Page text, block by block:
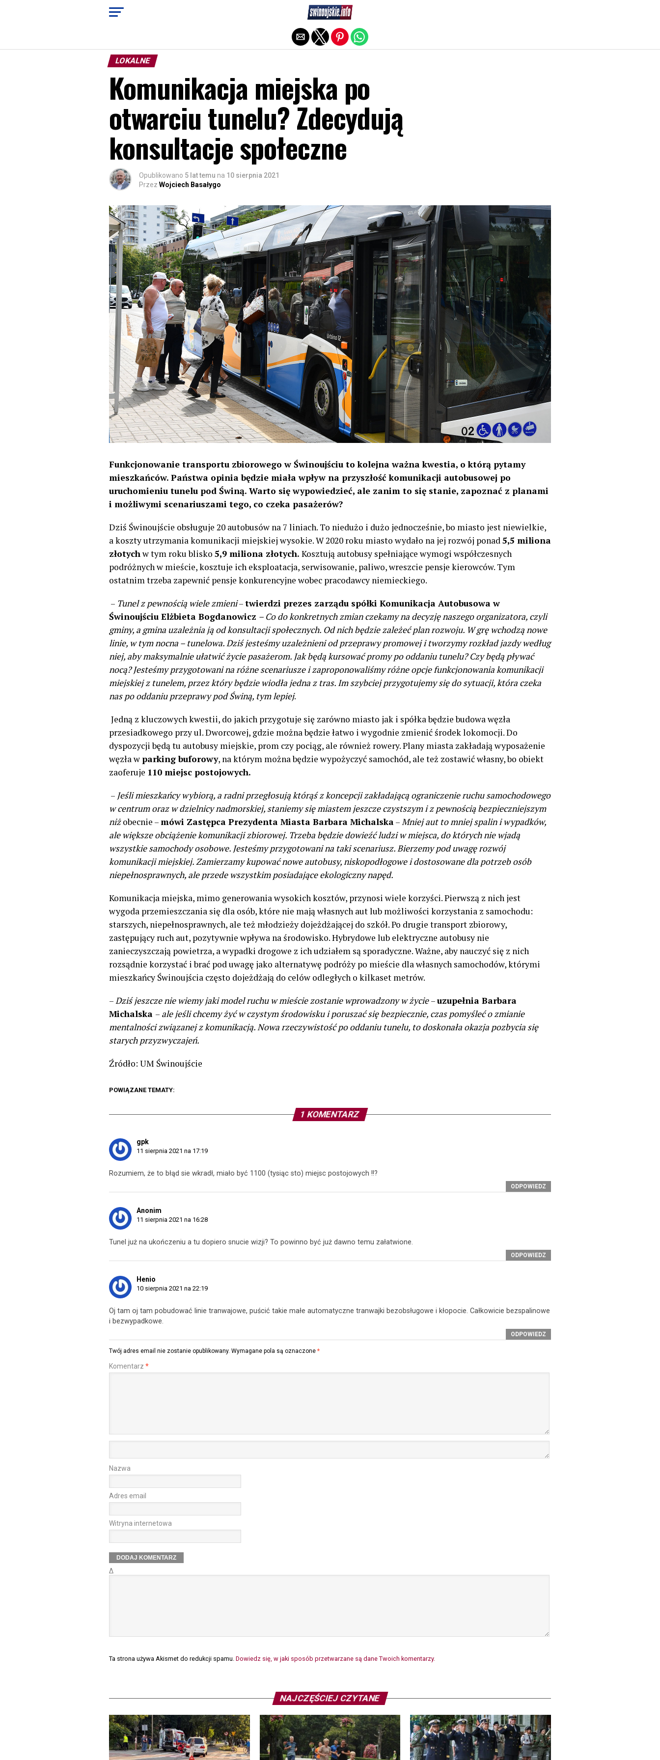
LOKALNE
Komunikacja miejska po
otwarciu tunelu? Zdecydują
konsultacje społeczne
Opublikowano 5 lat temu na 10 sierpnia 2021
Przez Wojciech Basałygo
Funkcjonowanie transportu zbiorowego w Świnoujściu to kolejna ważna kwestia, o którą pytamy
mieszkańców. Państwa opinia będzie miała wpływ na przyszłość komunikacji autobusowej po
uruchomieniu tunelu pod Świną. Warto się wypowiedzieć, ale zanim to się stanie, zapoznać z planami
i możliwymi scenariuszami tego, co czeka pasażerów?
Dziś Świnoujście obsługuje 20 autobusów na 7 liniach. To niedużo i dużo jednocześnie, bo miasto jest niewielkie,
a koszty utrzymania komunikacji miejskiej wysokie. W 2020 roku miasto wydało na jej rozwój ponad5,5 miliona
złotychw tym roku blisko 5,9 miliona złotych. Kosztują autobusy spełniające wymogi współczesnych
podróżnych w mieście, kosztuje ich eksploatacja, serwisowanie, paliwo, wreszcie pensje kierowców. Tym
ostatnim trzeba zapewnić pensje konkurencyjne wobec pracodawcy niemieckiego.
– Tunel z pewnością wiele zmieni–twierdzi prezes zarządu spółki Komunikacja Autobusowa w
Świnoujściu Elżbieta Bogdanowicz – Co do konkretnych zmian czekamy na decyzję naszego organizatora, czyli
gminy, a gmina uzależnia ją od konsultacji społecznych. Od nich będzie zależeć plan rozwoju. W grę wchodzą nowe
linie, w tym nocna – tunelowa. Dziś jesteśmy uzależnieni od przeprawy promowej i tworzymy rozkład jazdy według
niej, aby maksymalnie ułatwić życie pasażerom. Jak będą kursować promy po oddaniu tunelu? Czy będą pływać
nocą? Jesteśmy przygotowani na różne scenariusze i zaproponowaliśmy różne opcje funkcjonowania komunikacji
miejskiej z tunelem, przez który będzie wiodła jedna z tras. Im szybciej przygotujemy się do sytuacji, która czeka
nas po oddaniu przeprawy pod Świną, tym lepiej.
Jedną z kluczowych kwestii, do jakich przygotuje się zarówno miasto jak i spółka będzie budowa węzła
przesiadkowego przy ul. Dworcowej, gdzie można będzie łatwo i wygodnie zmienić środek lokomocji. Do
dyspozycji będą tu autobusy miejskie, prom czy pociąg, ale również rowery. Plany miasta zakładają wyposażenie
węzła w parking buforowy, na którym można będzie wypożyczyć samochód, ale też zostawić własny, bo obiekt
zaoferuje 110 miejsc postojowych.
– Jeśli mieszkańcy wybiorą, a radni przegłosują którąś z koncepcji zakładającą ograniczenie ruchu samochodowego
w centrum oraz w dzielnicy nadmorskiej, staniemy się miastem jeszcze czystszym i z pewnością bezpieczniejszym
niżobecnie –mówi Zastępca Prezydenta Miasta Barbara Michalska–Mniej aut to mniej spalin i wypadków,
ale większe obciążenie komunikacji zbiorowej. Trzeba będzie dowieźć ludzi w miejsca, do których nie wjadą
wszystkie samochody osobowe. Jesteśmy przygotowani na taki scenariusz. Bierzemy pod uwagę rozwój
komunikacji miejskiej. Zamierzamy kupować nowe autobusy, niskopodłogowe i dostosowane dla potrzeb osób
niepełnosprawnych, ale przede wszystkim posiadające ekologiczny napęd.
Komunikacja miejska, mimo generowania wysokich kosztów, przynosi wiele korzyści. Pierwszą z nich jest
wygoda przemieszczania się dla osób, które nie mają własnych aut lub możliwości korzystania z samochodu:
starszych, niepełnosprawnych, ale też młodzieży dojeżdżającej do szkół. Po drugie transport zbiorowy,
zastępujący ruch aut, pozytywnie wpływa na środowisko. Hybrydowe lub elektryczne autobusy nie
zanieczyszczają powietrza, a wypadki drogowe z ich udziałem są sporadyczne. Ważne, aby nauczyć się z nich
rozsądnie korzystać i brać pod uwagę jako alternatywę podróży po mieście dla własnych samochodów, którymi
mieszkańcy Świnoujścia często dojeżdżają do celów odległych o kilkaset metrów.
–Dziś jeszcze nie wiemy jaki model ruchu w mieście zostanie wprowadzony w życie–uzupełnia Barbara
Michalska – ale jeśli chcemy żyć w czystym środowisku i poruszać się bezpiecznie, czas pomyśleć o zmianie
mentalności związanej z komunikacją. Nowa rzeczywistość po oddaniu tunelu, to doskonała okazja pozbycia się
starych przyzwyczajeń.
Źródło: UM Świnoujście
POWIĄZANE TEMATY:
1 KOMENTARZ
gpk
11 sierpnia 2021 na 17:19
Rozumiem, że to błąd sie wkradł, miało być 1100 (tysiąc sto) miejsc postojowych !!?
ODPOWIEDZ
Anonim
11 sierpnia 2021 na 16:28
Tunel już na ukończeniu a tu dopiero snucie wizji? To powinno być już dawno temu załatwione.
ODPOWIEDZ
Henio
10 sierpnia 2021 na 22:19
Oj tam oj tam pobudować linie tranwajowe, puścić takie małe automatyczne tranwajki bezobsługowe i kłopocie. Całkowicie bezspalinowe
i bezwypadkowe.
ODPOWIEDZ
Twój adres email nie zostanie opublikowany. Wymagane pola są oznaczone *
Komentarz *
Nazwa
Adres email
Witryna internetowa
Δ
Ta strona używa Akismet do redukcji spamu. Dowiedz się, w jaki sposób przetwarzane są dane Twoich komentarzy.
NAJCZĘŚCIEJ CZYTANE
Exit mobile version